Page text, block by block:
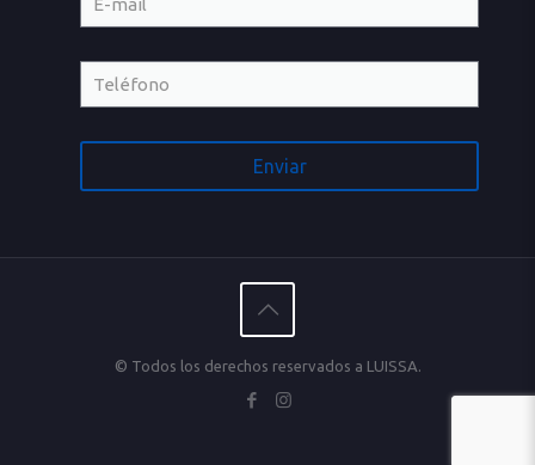
© Todos los derechos reservados a LUISSA.